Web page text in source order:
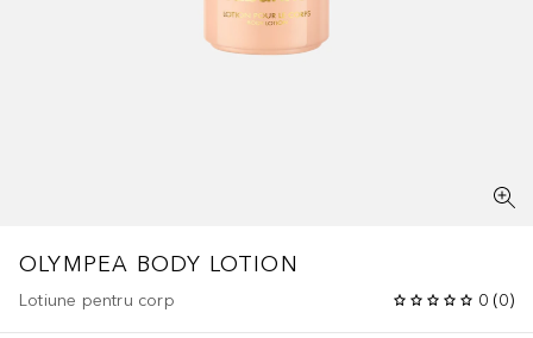
OLYMPEA BODY LOTION
Lotiune pentru corp 0 (0)